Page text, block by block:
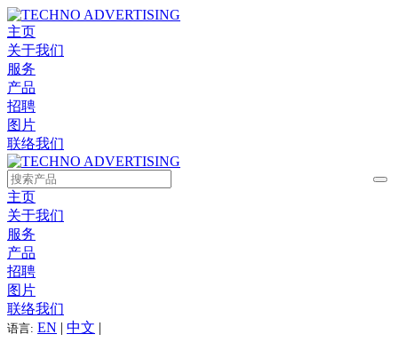
主页
关于我们
服务
产品
招聘
图片
联络我们
主页
关于我们
服务
产品
招聘
图片
联络我们
语言: EN | 中文 |